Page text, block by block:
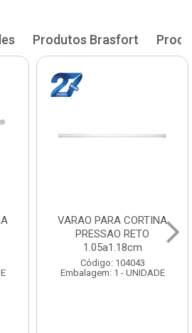
Produtos Brasfort
VARAO PARA CORTINA
PRESSAO RETO
1.05a1.18cm
Código: 104043
Embalagem: 1 - UNIDADE